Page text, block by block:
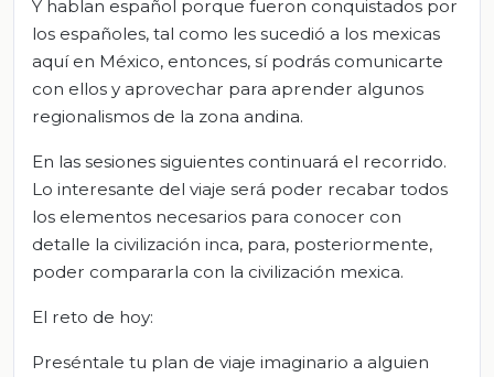
Y hablan español porque fueron conquistados por
los españoles, tal como les sucedió a los mexicas
aquí en México, entonces, sí podrás comunicarte
con ellos y aprovechar para aprender algunos
regionalismos de la zona andina.
En las sesiones siguientes continuará el recorrido.
Lo interesante del viaje será poder recabar todos
los elementos necesarios para conocer con
detalle la civilización inca, para, posteriormente,
poder compararla con la civilización mexica.
El reto de hoy:
Preséntale tu plan de viaje imaginario a alguien